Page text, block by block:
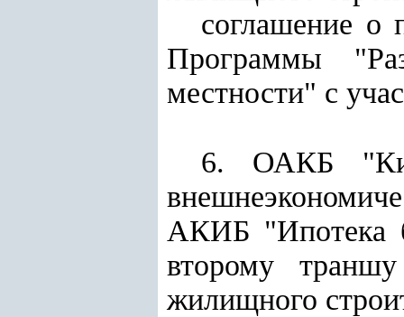
соглашение о
Программы
местности" с
6. ОАКБ
АКИБ "Ипотека
второму
жилищного